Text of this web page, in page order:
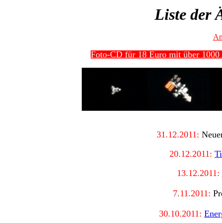
Liste der
Foto-CD für 18 Euro mit über
31.12.2011:
20.12.2011:
13.12.2011:
7.11.2011:
30.10.2011: